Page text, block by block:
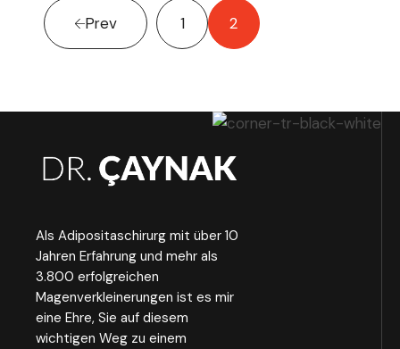
gesundheitlichen Eingriffen in
Verbindung. Auch wenn ein Großteil
Prev 1 2
Als Adipositaschirurg mit über 10
Jahren Erfahrung und mehr als
3.800 erfolgreichen
Magenverkleinerungen ist es mir
eine Ehre, Sie auf diesem
wichtigen Weg zu einem